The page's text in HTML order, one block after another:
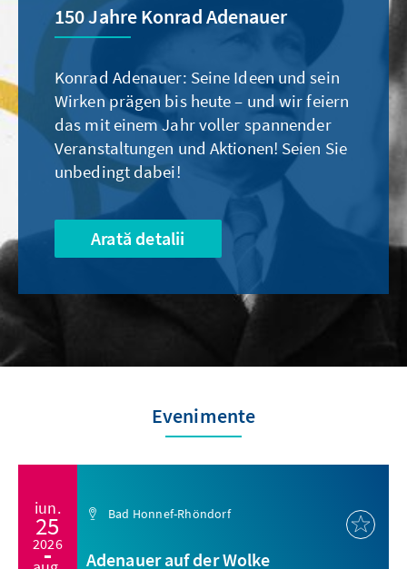
150 Jahre Konrad Adenauer
Konrad Adenauer: Seine Ideen und sein
Wirken prägen bis heute – und wir feiern
das mit einem Jahr voller spannender
Veranstaltungen und Aktionen! Seien Sie
unbedingt dabei!
Arată detalii
Evenimente
iun.
25
2026
Bad Honnef-Rhöndorf
Adenauer auf der Wolke